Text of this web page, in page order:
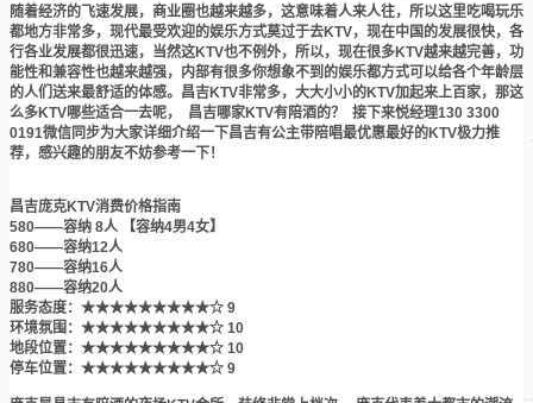
随着经济的飞速发展，商业圈也越来越多，这意味着人来人往，所以这里吃喝玩乐
都地方非常多，现代最受欢迎的娱乐方式莫过于去KTV，现在中国的发展很快，各
行各业发展都很迅速，当然这KTV也不例外，所以，现在很多KTV越来越完善，功
能性和兼容性也越来越强，内部有很多你想象不到的娱乐都方式可以给各个年龄层
的人们送来最舒适的体感。昌吉KTV非常多，大大小小的KTV加起来上百家，那这
么多KTV哪些适合一去呢， 昌吉哪家KTV有陪酒的？ 接下来悦经理130 3300
0191微信同步为大家详细介绍一下昌吉有公主带陪唱最优惠最好的KTV极力推
荐，感兴趣的朋友不妨参考一下！
昌吉庞克KTV消费价格指南
580——容纳 8人 【容纳4男4女】
680——容纳12人
780——容纳16人
880——容纳20人
服务态度：★★★★★★★★★☆ 9
环境氛围：★★★★★★★★★☆ 10
地段位置：★★★★★★★★★☆ 10
停车位置：★★★★★★★★★☆ 9